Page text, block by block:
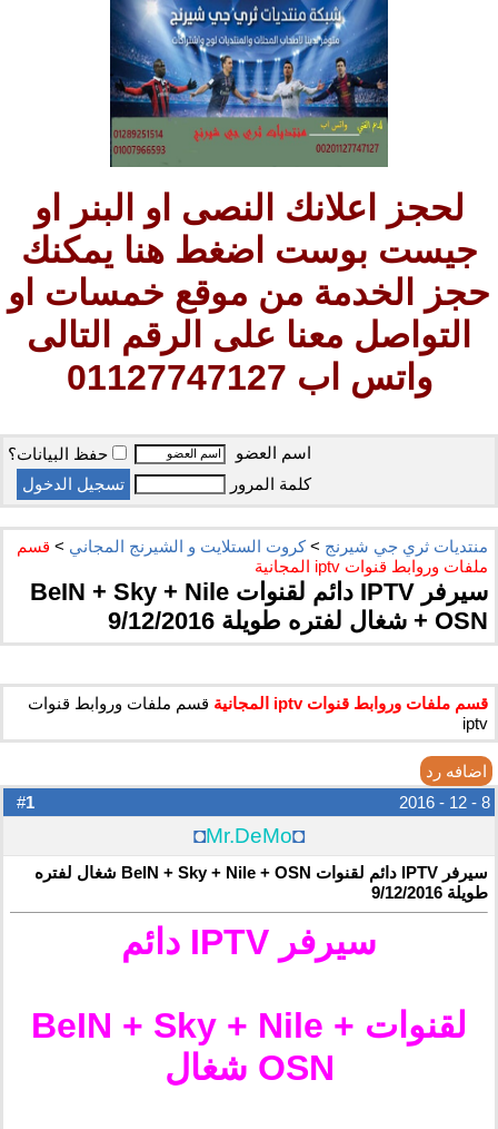
لحجز اعلانك النصى او البنر او
جيست بوست اضغط هنا يمكنك
حجز الخدمة من موقع خمسات او
التواصل معنا على الرقم التالى
واتس اب 01127747127
اسم العضو
حفظ البيانات؟
كلمة المرور
منتديات ثري جي شيرنج >كروت الستلايت و الشيرنج المجاني > قسم
ملفات وروابط قنوات iptv المجانية
سيرفر IPTV دائم لقنوات BeIN + Sky + Nile
+ OSN شغال لفتره طويلة 9/12/2016
قسم ملفات وروابط قنوات iptv المجانية
قسم ملفات وروابط قنوات
iptv
اضافه رد
1 8 - 12 - 2016
◘
Mr.DeMo
◘
سيرفر IPTV دائم لقنوات BeIN + Sky + Nile + OSN شغال لفتره
طويلة 9/12/2016
سيرفر IPTV دائم
لقنوات BeIN + Sky + Nile +
OSN شغال